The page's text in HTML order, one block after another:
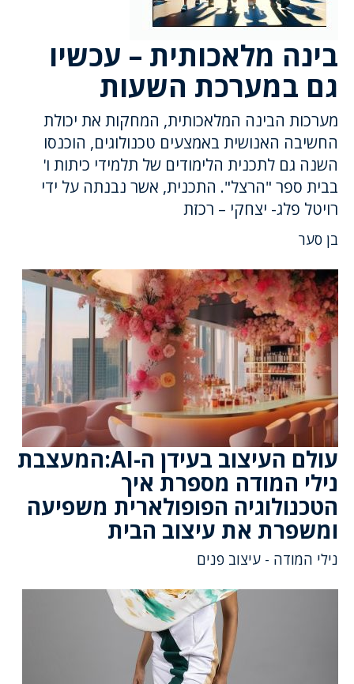
בינה מלאכותית – עכשיו
גם במערכת השעות
מערכות הבינה המלאכותית, המחקות את יכולת
החשיבה האנושית באמצעים טכנולוגים, הוכנסו
השנה גם לתכנית הלימודים של תלמידי כיתות ו'
בבית ספר "הרצל". התכנית, אשר נבנתה על ידי
רויטל פלג- יצחקי – רכזת
בן סער
עולם העיצוב בעידן ה-AI:המעצבת
נילי המודה מספרת איך
הטכנולוגיה הפופולארית משפיעה
ומשפרת את עיצוב הבית
נילי המודה - עיצוב פנים